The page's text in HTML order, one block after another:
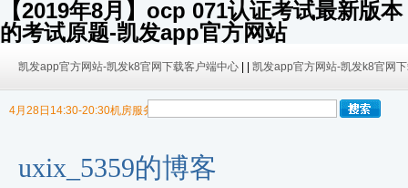
【2019年8月】ocp 071认证考试最新版本
的考试原题-凯发app官方网站
凯发app官方网站-凯发k8官网下载客户端中心 凯发app官方网站-凯发k8官网
uxix_5359的博客
4月28日14:30-20:30机房服务器迁移，暂停博客使用
9/30日 14:00 -10/4日 08:00暂时无法发布内容！